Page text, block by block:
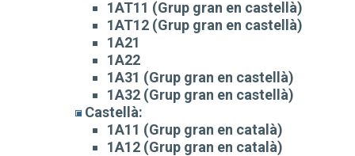
1AT11 (Grup gran en castellà)
1AT12 (Grup gran en castellà)
1A21
1A22
1A31 (Grup gran en castellà)
1A32 (Grup gran en castellà)
Castellà:
1A11 (Grup gran en català)
1A12 (Grup gran en català)